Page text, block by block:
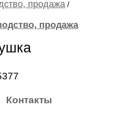
продажа /
продажа
Контакты